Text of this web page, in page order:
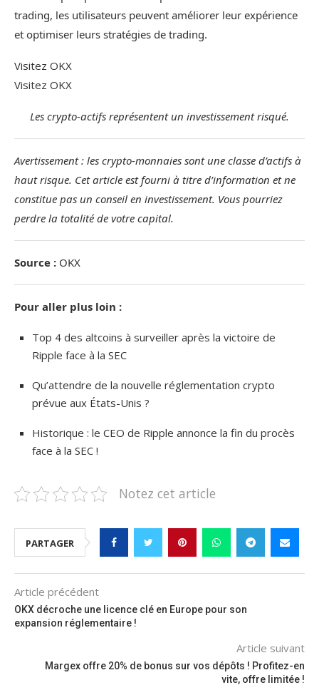
trading, les utilisateurs peuvent améliorer leur expérience
et optimiser leurs stratégies de trading.
Visitez OKX
Visitez OKX
Les crypto-actifs représentent un investissement risqué.
Avertissement : les crypto-monnaies sont une classe d’actifs à
haut risque. Cet article est fourni à titre d’information et ne
constitue pas un conseil en investissement. Vous pourriez
perdre la totalité de votre capital.
Source : OKX
Pour aller plus loin :
Top 4 des altcoins à surveiller après la victoire de
Ripple face à la SEC
Qu’attendre de la nouvelle réglementation crypto
prévue aux États-Unis ?
Historique : le CEO de Ripple annonce la fin du procès
face à la SEC !
Notez cet article
PARTAGER
Article précédent
OKX décroche une licence clé en Europe pour son
expansion réglementaire !
Article suivant
Margex offre 20% de bonus sur vos dépôts ! Profitez-en
vite, offre limitée !